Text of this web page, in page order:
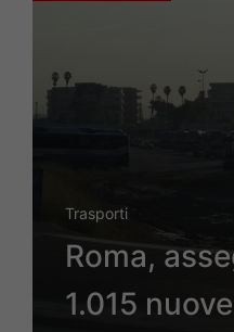
Trasporti
Roma,
1.015